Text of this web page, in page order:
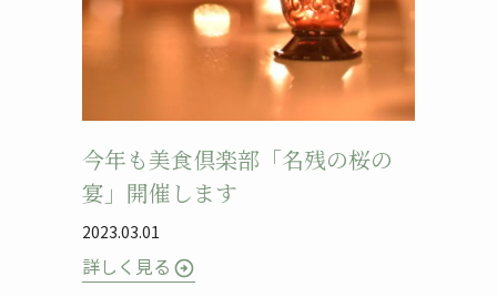
今年も美食倶楽部「名残の桜の
宴」開催します
2023.03.01
詳しく見る arrow_circle_right